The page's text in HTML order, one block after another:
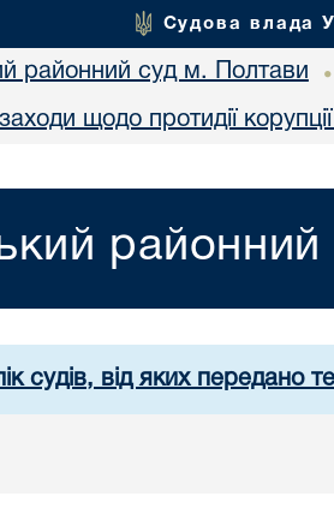
Судова влада
районний суд м. Полтави •
щодо протидії
судів, від яких передано